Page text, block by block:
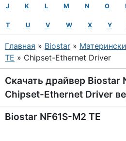
J K L M N O
T U V W X Y
Главная » Biostar »
TE » Chipset-Ethernet Driver
Скачать драйвер Biostar
Chipset-Ethernet Driver
Biostar NF61S-M2 TE